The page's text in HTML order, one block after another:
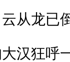
从龙已
汉狂呼